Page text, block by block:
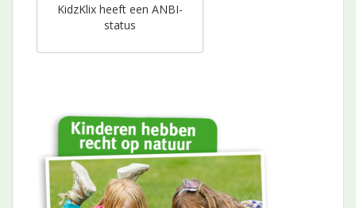
KidzKlix heeft een ANBI-
status